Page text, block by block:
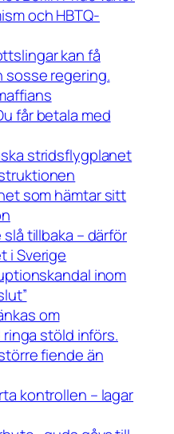
och HBTQ-
kan få
sosse regering.
får betala med
stridsflygplanet
som hämtar sitt
tillbaka – därför
i Sverige
inom
om
stöld införs.
fiende än
kontrollen – lagar